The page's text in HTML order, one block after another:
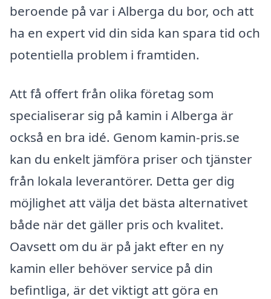
beroende på var i Alberga du bor, och att
ha en expert vid din sida kan spara tid och
potentiella problem i framtiden.
Att få offert från olika företag som
specialiserar sig på kamin i Alberga är
också en bra idé. Genom kamin-pris.se
kan du enkelt jämföra priser och tjänster
från lokala leverantörer. Detta ger dig
möjlighet att välja det bästa alternativet
både när det gäller pris och kvalitet.
Oavsett om du är på jakt efter en ny
kamin eller behöver service på din
befintliga, är det viktigt att göra en